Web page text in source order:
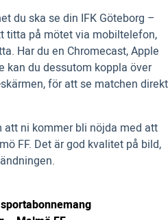
du ska se din IFK Göteborg –
titta på mötet via mobiltelefon,
Har du en Chromecast, Apple
kan du dessutom koppla över
för att se matchen direkt
ni kommer bli nöjda med att
FF. Det är god kvalitet på bild,